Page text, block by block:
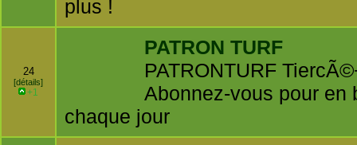
plus !
24
[détails]
+1
PATRON TURF
PATRONTURF
Abonnez-vous pour
chaque jour